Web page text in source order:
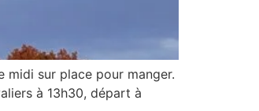
midi sur place pour manger.
à 13h30, départ à